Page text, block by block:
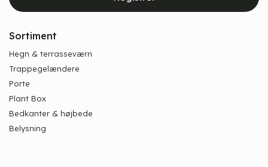
Sortiment
Hegn & terrasseværn
Trappegelændere
Porte
Plant Box
Bedkanter & højbede
Belysning